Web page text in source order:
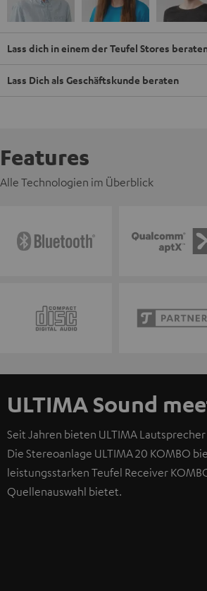
Lass dich in einem der Teufel Stores
Lass Dich als Geschäftskunde beraten
Features
Alle Technologien im Überblick
ULTIMA Sound
Seit Jahren bieten ULTIMA
Die Stereoanlage ULTIMA 20 KOMBO
leistungsstarken Teufel Receiver
Quellenauswahl bietet.